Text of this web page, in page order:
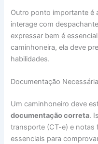
Outro ponto importante é
interage com
expressar bem é
caminhoneira, ela deve
habilidades.
Documentação Necessária
Um caminhoneiro deve
documentação correta.
transporte (CT-e) e notas
essenciais para